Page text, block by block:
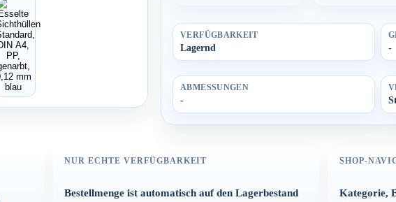
VERFÜGBARKEIT
Lagernd -
ABMESSUNGEN
-
NUR ECHTE VERFÜGBARKEIT
Bestellmenge ist automatisch auf den Lagerbestand
SHOP-
Kategorie,